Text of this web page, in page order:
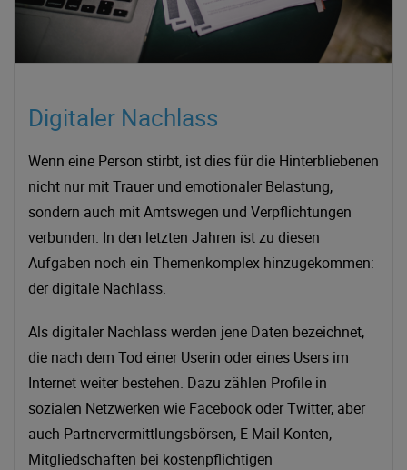
Digitaler Nachlass
Wenn eine Person stirbt, ist dies für die Hinterbliebenen
nicht nur mit Trauer und emotionaler Belastung,
sondern auch mit Amtswegen und Verpflichtungen
verbunden. In den letzten Jahren ist zu diesen
Aufgaben noch ein Themenkomplex hinzugekommen:
der digitale Nachlass.
Als digitaler Nachlass werden jene Daten bezeichnet,
die nach dem Tod einer Userin oder eines Users im
Internet weiter bestehen. Dazu zählen Profile in
sozialen Netzwerken wie Facebook oder Twitter, aber
auch Partnervermittlungsbörsen, E-Mail-Konten,
Mitgliedschaften bei kostenpflichtigen